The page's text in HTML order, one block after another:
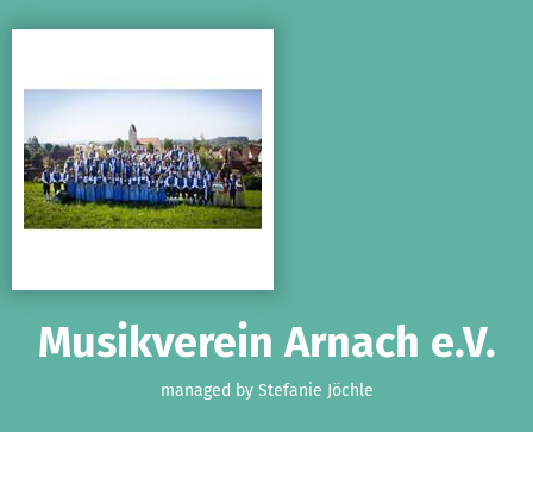
Musikverein Arnach e.V.
managed by Stefanie Jöchle